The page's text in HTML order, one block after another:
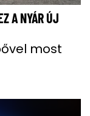
A NYÁR ÚJ
most